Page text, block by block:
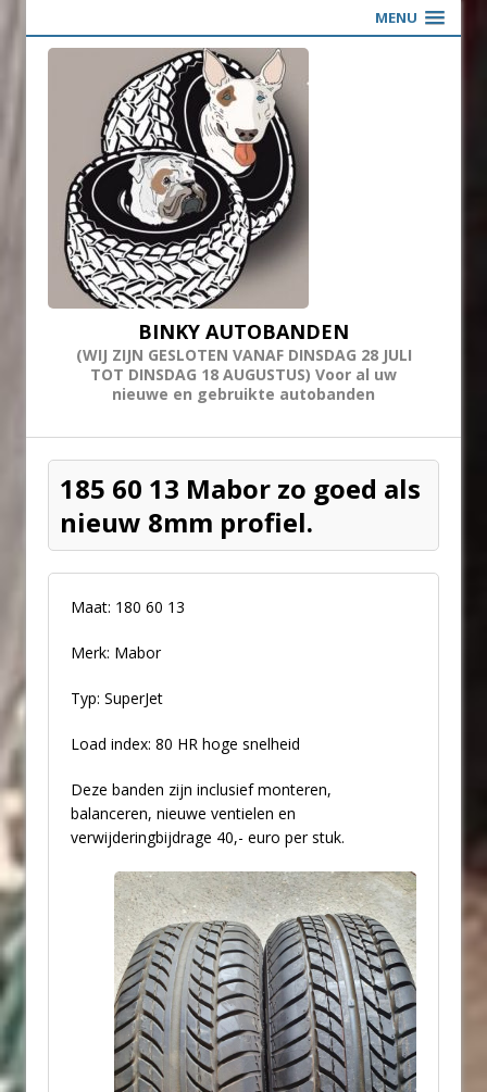
MENU
BINKY AUTOBANDEN
(WIJ ZIJN GESLOTEN VANAF DINSDAG 28 JULI
TOT DINSDAG 18 AUGUSTUS) Voor al uw
nieuwe en gebruikte autobanden
185 60 13 Mabor zo goed als
nieuw 8mm profiel.
Maat: 180 60 13
Merk: Mabor
Typ: SuperJet
Load index: 80 HR hoge snelheid
Deze banden zijn inclusief monteren,
balanceren, nieuwe ventielen en
verwijderingbijdrage 40,- euro per stuk.